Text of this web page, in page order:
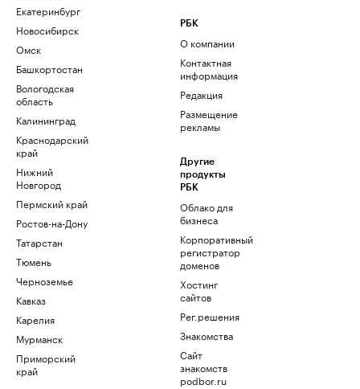
Екатеринбург
Новосибирск
Омск
Башкортостан
Вологодская
область
Калининград
Краснодарский
край
Нижний
Новгород
Пермский край
Ростов-на-Дону
Татарстан
Тюмень
Черноземье
Кавказ
Карелия
Мурманск
Приморский
край
РБК
О компании
Контактная
информация
Редакция
Размещение
рекламы
Другие
продукты
РБК
Облако для
бизнеса
Корпоративный
регистратор
доменов
Хостинг
сайтов
Рег.решения
Знакомства
Сайт
знакомств
podbor.ru